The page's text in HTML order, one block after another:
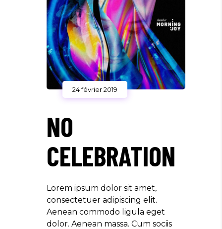
24 février 2019
NO
CELEBRATION
Lorem ipsum dolor sit amet,
consectetuer adipiscing elit.
Aenean commodo ligula eget
dolor. Aenean massa. Cum sociis